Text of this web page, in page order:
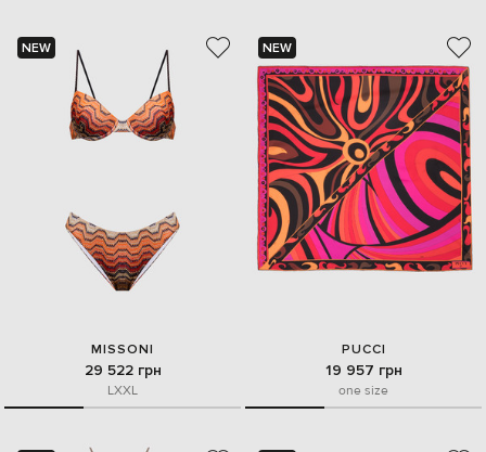
NEW
MISSONI
29 522 грн
LXXL
NEW
PUCCI
19 957 грн
one size